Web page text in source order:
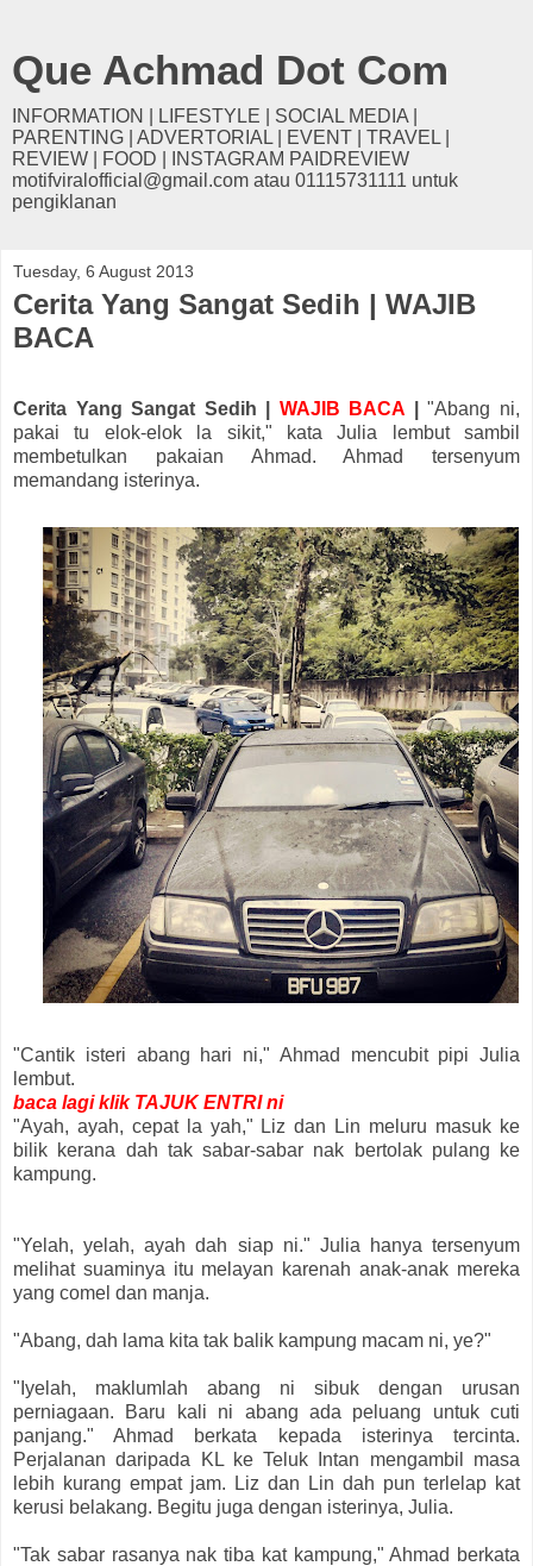
Que Achmad Dot Com
INFORMATION | LIFESTYLE | SOCIAL MEDIA |
PARENTING | ADVERTORIAL | EVENT | TRAVEL |
REVIEW | FOOD | INSTAGRAM PAIDREVIEW
motifviralofficial@gmail.com atau 01115731111 untuk
pengiklanan
Tuesday, 6 August 2013
Cerita Yang Sangat Sedih | WAJIB
BACA
Cerita Yang Sangat Sedih | WAJIB BACA |"Abang ni,
pakai tu elok-elok la sikit," kata Julia lembut sambil
membetulkan pakaian Ahmad. Ahmad tersenyum
memandang isterinya.
"Cantik isteri abang hari ni," Ahmad mencubit pipi Julia
lembut.
baca lagi klik TAJUK ENTRI ni
"Ayah, ayah, cepat la yah," Liz dan Lin meluru masuk ke
bilik kerana dah tak sabar-sabar nak bertolak pulang ke
kampung.
"Yelah, yelah, ayah dah siap ni." Julia hanya tersenyum
melihat suaminya itu melayan karenah anak-anak mereka
yang comel dan manja.
"Abang, dah lama kita tak balik kampung macam ni, ye?"
"Iyelah, maklumlah abang ni sibuk dengan urusan
perniagaan. Baru kali ni abang ada peluang untuk cuti
panjang." Ahmad berkata kepada isterinya tercinta.
Perjalanan daripada KL ke Teluk Intan mengambil masa
lebih kurang empat jam. Liz dan Lin dah pun terlelap kat
kerusi belakang. Begitu juga dengan isterinya, Julia.
"Tak sabar rasanya nak tiba kat kampung," Ahmad berkata